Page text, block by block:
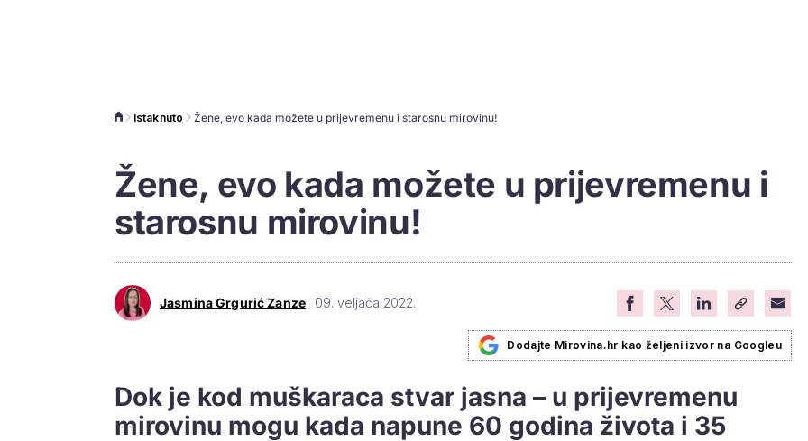
Istaknuto Žene, evo kada možete u prijevremenu i starosnu mirovinu!
Žene, evo kada možete u prijevremenu i
starosnu mirovinu!
Jasmina Grgurić Zanze 09. veljača 2022.
Dodajte Mirovina.hr kao željeni izvor na Googleu
Dok je kod muškaraca stvar jasna – u prijevremenu
mirovinu mogu kada napune 60 godina života i 35